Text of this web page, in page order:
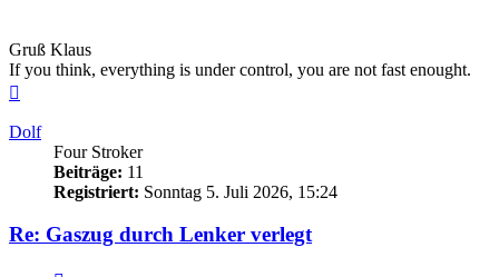
Gruß Klaus
If you think, everything is under control, you are not fast enought.
Dolf
Four Stroker
Beiträge: 11
Registriert: Sonntag 5. Juli 2026, 15:24
Re: Gaszug durch Lenker verlegt